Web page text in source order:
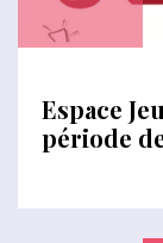
Espace
période